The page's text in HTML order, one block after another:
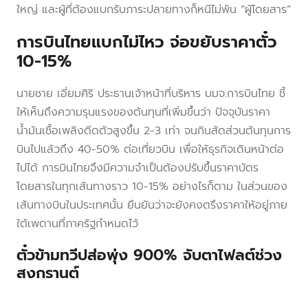
ใหญ่ และผู้ที่ต้องแบกรับภาระปลายทางก็หนีไม่พ้น “ผู้โดยสาร”
การบินไทยแบกไม่ไหว จ่อขยับราคาตั๋ว
10-15%
นายชาย เอี่ยมศิริ ประธานเจ้าหน้าที่บริหาร บมจ.การบินไทย ชี้
ให้เห็นถึงความรุนแรงของต้นทุนที่เพิ่มขึ้นว่า ปัจจุบันราคา
น้ำมันเชื้อเพลิงดีดตัวสูงขึ้น 2-3 เท่า จนกินสัดส่วนต้นทุนการ
บินไปแล้วถึง 40-50% ต่อเที่ยวบิน เพื่อให้ธุรกิจเดินหน้าต่อ
ไปได้ การบินไทยจึงมีความจำเป็นต้องปรับขึ้นราคาบัตร
โดยสารในทุกเส้นทางราว 10-15% อย่างไรก็ตาม ในส่วนของ
เส้นทางบินในประเทศนั้น ยืนยันว่าจะยังคงตรึงราคาให้อยู่ภาย
ใต้เพดานที่ภาครัฐกำหนดไว้
ตั๋วข้ามทวีปส่อพุ่ง 900% จับตาไฟลต์ช่วง
สงกรานต์